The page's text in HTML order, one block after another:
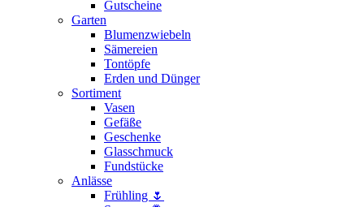
Gutscheine
Garten
Blumenzwiebeln
Sämereien
Tontöpfe
Erden und Dünger
Sortiment
Vasen
Gefäße
Geschenke
Glasschmuck
Fundstücke
Anlässe
Frühling 🌷